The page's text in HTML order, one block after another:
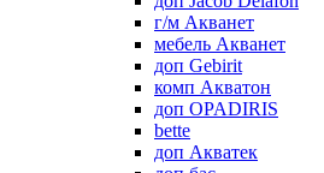
г/м Акванет
мебель Акванет
доп Gebirit
комп Акватон
доп OPADIRIS
bette
доп Акватек